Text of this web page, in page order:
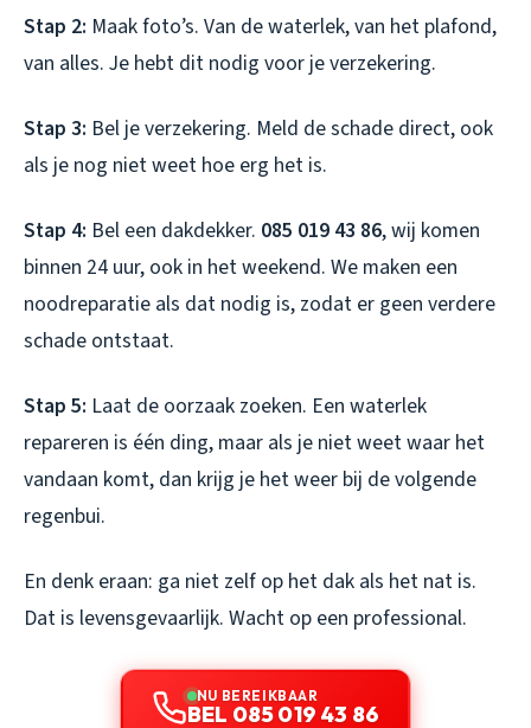
Stap 2: Maak foto’s. Van de waterlek, van het plafond,
van alles. Je hebt dit nodig voor je verzekering.
Stap 3: Bel je verzekering. Meld de schade direct, ook
als je nog niet weet hoe erg het is.
Stap 4: Bel een dakdekker. 085 019 43 86, wij komen
binnen 24 uur, ook in het weekend. We maken een
noodreparatie als dat nodig is, zodat er geen verdere
schade ontstaat.
Stap 5: Laat de oorzaak zoeken. Een waterlek
repareren is één ding, maar als je niet weet waar het
vandaan komt, dan krijg je het weer bij de volgende
regenbui.
En denk eraan: ga niet zelf op het dak als het nat is.
Dat is levensgevaarlijk. Wacht op een professional.
NU BEREIKBAAR
BEL 085 019 43 86